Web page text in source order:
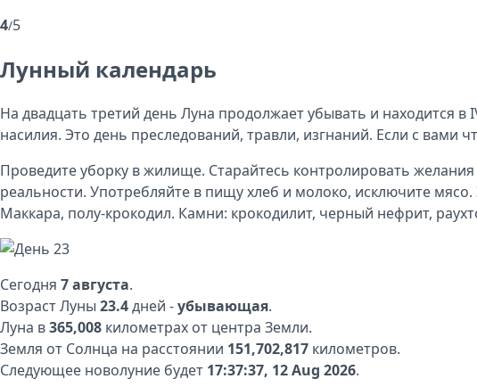
4/5
Лунный календарь
На двадцать третий день Луна продолжает убывать и находится
насилия. Это день преследований, травли, изгнаний. Если с
Проведите уборку в жилище. Старайтесь контролировать
реальности. Употребляйте в пищу хлеб и молоко, исключите
Маккара, полу-крокодил. Камни: крокодилит, черный нефрит,
Сегодня 7 августа.
Возраст Луны 23.4дней -убывающая.
Луна в365,008 километрах от центра Земли.
Земля от Солнца на расстоянии 151,702,817 километров.
Следующее новолуние будет 17:37:37, 12 Aug 2026.